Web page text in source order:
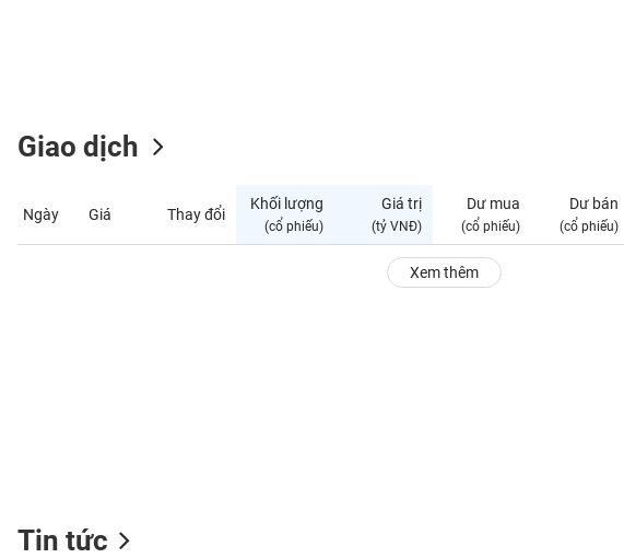
Giao dịch
Ngày Giá Thay đổi
Khối lượng
(cổ phiếu)
Giá trị
(tỷ VNĐ)
Dư mua
(cổ phiếu)
Dư bán
(cổ phiếu)
Xem thêm
Tin tức
CÁ
NHÂN